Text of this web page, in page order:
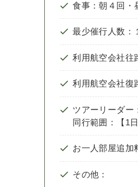
食事：朝４回・
最少催行人数：
利用航空会社往
利用航空会社復
ツアーリーダ
同行範囲：【1
お一人部屋追加
その他：